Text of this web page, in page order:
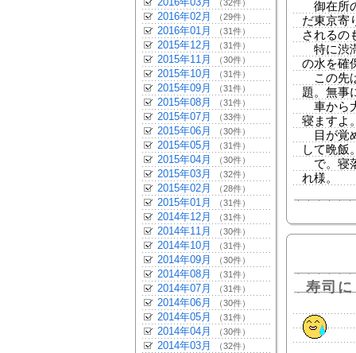
（32件）
2016年02月 （29件）
2016年01月 （31件）
2015年12月 （31件）
2015年11月 （30件）
2015年10月 （31件）
2015年09月 （31件）
2015年08月 （31件）
2015年07月 （33件）
2015年06月 （30件）
2015年05月 （31件）
2015年04月 （30件）
2015年03月 （32件）
2015年02月 （28件）
2015年01月 （31件）
2014年12月 （31件）
2014年11月 （30件）
2014年10月 （31件）
2014年09月 （30件）
2014年08月 （31件）
2014年07月 （31件）
2014年06月 （30件）
2014年05月 （31件）
2014年04月 （30件）
2014年03月 （32件）
御在所
だ東京寄
されるの
特に渋
の水を確
この先
題。無事
車から
寝ますよ
目が覚
して晩飯
で。寝
れ様。
寿司